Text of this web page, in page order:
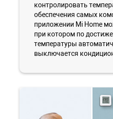
контролировать
обеспечения самых
приложении Mi Home
при котором по
температуры
выключается